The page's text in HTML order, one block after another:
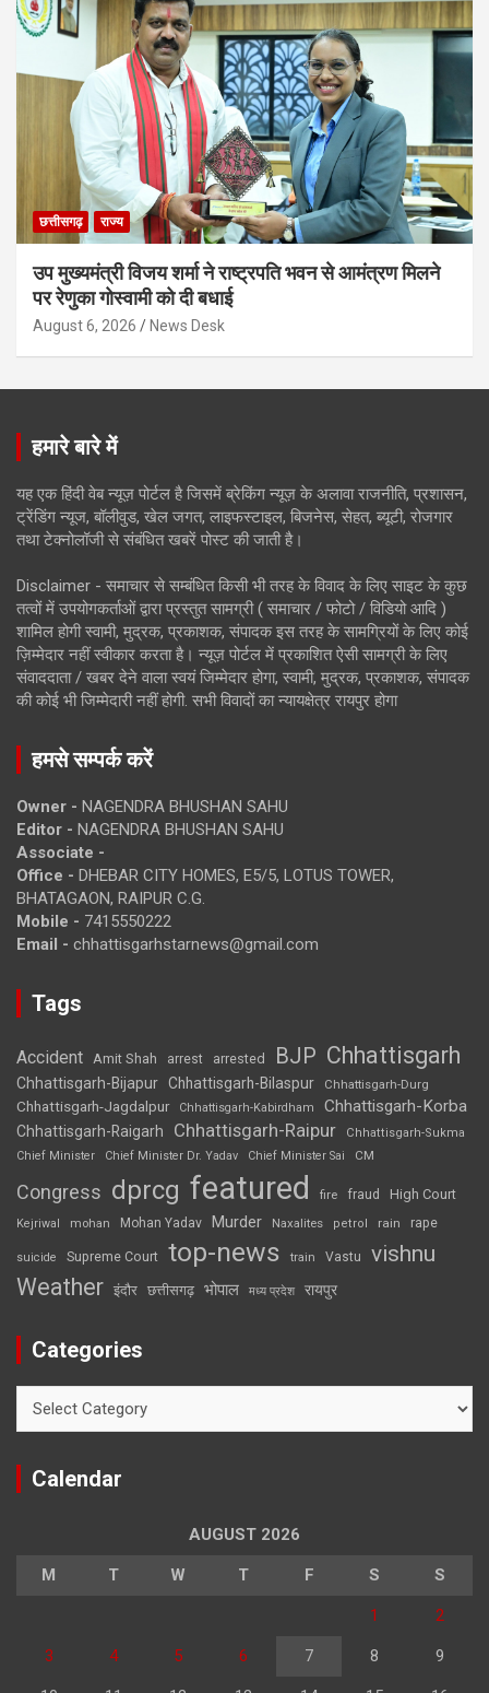
छत्तीसगढ़ राज्य
उप मुख्यमंत्री विजय शर्मा ने राष्ट्रपति भवन से आमंत्रण मिलने
पर रेणुका गोस्वामी को दी बधाई
August 6, 2026 News Desk
हमारे बारे में
यह एक हिंदी वेब न्यूज़ पोर्टल है जिसमें ब्रेकिंग न्यूज़ के अलावा राजनीति, प्रशासन,
ट्रेंडिंग न्यूज, बॉलीवुड, खेल जगत, लाइफस्टाइल, बिजनेस, सेहत, ब्यूटी, रोजगार
तथा टेक्नोलॉजी से संबंधित खबरें पोस्ट की जाती है।
Disclaimer - समाचार से सम्बंधित किसी भी तरह के विवाद के लिए साइट के कुछ
तत्वों में उपयोगकर्ताओं द्वारा प्रस्तुत सामग्री ( समाचार / फोटो / विडियो आदि )
शामिल होगी स्वामी, मुद्रक, प्रकाशक, संपादक इस तरह के सामग्रियों के लिए कोई
ज़िम्मेदार नहीं स्वीकार करता है। न्यूज़ पोर्टल में प्रकाशित ऐसी सामग्री के लिए
संवाददाता / खबर देने वाला स्वयं जिम्मेदार होगा, स्वामी, मुद्रक, प्रकाशक, संपादक
की कोई भी जिम्मेदारी नहीं होगी. सभी विवादों का न्यायक्षेत्र रायपुर होगा
हमसे सम्पर्क करें
Owner - NAGENDRA BHUSHAN SAHU
Editor - NAGENDRA BHUSHAN SAHU
Associate -
Office - DHEBAR CITY HOMES, E5/5, LOTUS TOWER,
BHATAGAON, RAIPUR C.G.
Mobile - 7415550222
Email - chhattisgarhstarnews@gmail.com
Tags
Accident Amit Shah arrest arrested BJP Chhattisgarh
Chhattisgarh-Bijapur Chhattisgarh-Bilaspur Chhattisgarh-Durg
Chhattisgarh-Jagdalpur Chhattisgarh-Kabirdham Chhattisgarh-Korba
Chhattisgarh-Raigarh Chhattisgarh-Raipur
Chhattisgarh-Sukma
Chief Minister
Chief Minister Dr. Yadav Chief Minister Sai CM
Congress dprcg featured fire fraud High Court
Kejriwal mohan Mohan Yadav Murder Naxalites petrol rain rape
suicide Supreme Court top-news train Vastu vishnu
Weather इंदौर छत्तीसगढ़ भोपाल मध्य प्रदेश रायपुर
Categories
Calendar
AUGUST 2026
M T W T F S S
1 2
3 4 5 6 7 8 9